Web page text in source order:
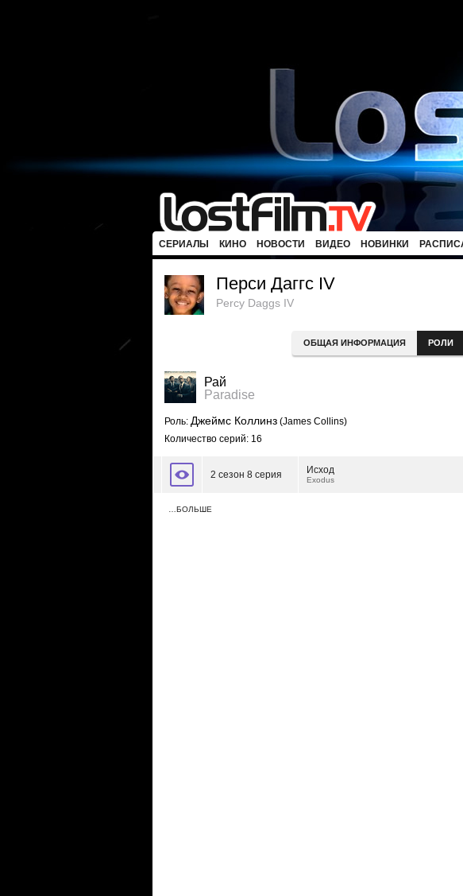
СЕРИАЛЫ КИНО НОВОСТИ ВИДЕО НОВИНКИ
Перси Даггс IV
Percy Daggs IV
ОБЩАЯ ИНФОРМАЦИЯ РОЛИ
Рай
Paradise
Роль: Джеймс Коллинз (James Collins)
Количество серий: 16
2 сезон 8 серия Исход
Exodus
…БОЛЬШЕ